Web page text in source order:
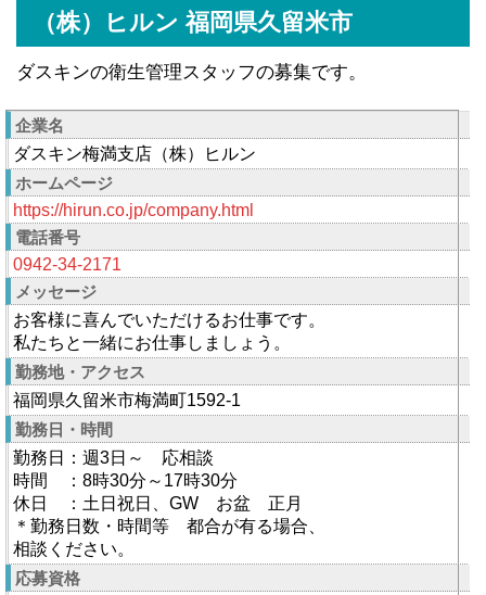
（株）ヒルン 福岡県久留米市
ダスキンの衛生管理スタッフの募集です。
企業名
ダスキン梅満支店（株）ヒルン
ホームページ
https://hirun.co.jp/company.html
電話番号
0942-34-2171
メッセージ
お客様に喜んでいただけるお仕事です。
私たちと一緒にお仕事しましょう。
勤務地・アクセス
福岡県久留米市梅満町1592-1
勤務日・時間
勤務日：週3日～ 応相談
時間 ：8時30分～17時30分
休日 ：土日祝日、GW お盆 正月
＊勤務日数・時間等 都合が有る場合、
相談ください。
応募資格